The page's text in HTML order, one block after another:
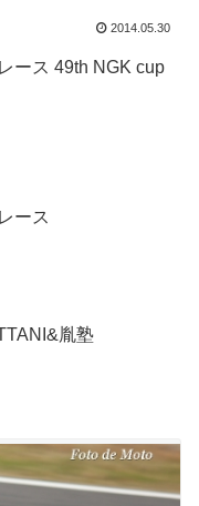
2014.05.30
ース 49th NGK cup
ース
胤塾